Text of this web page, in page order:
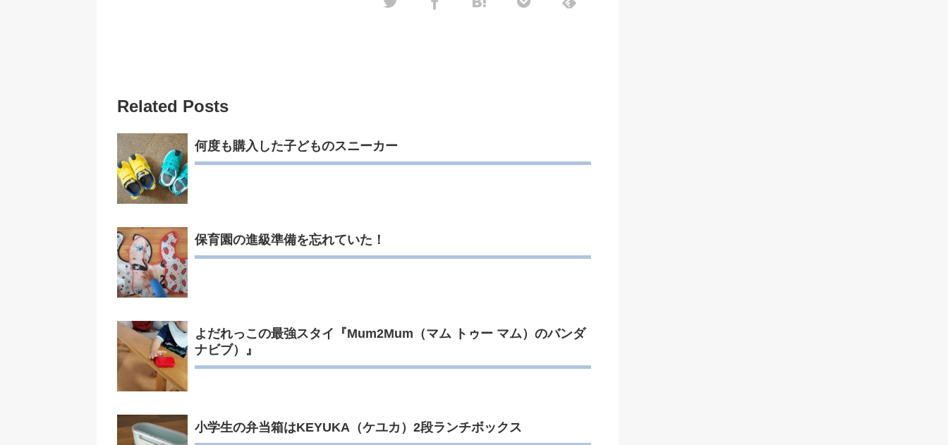
Related Posts
何度も購入した子どものスニーカー
保育園の進級準備を忘れていた！
よだれっこの最強スタイ『Mum2Mum（マム トゥー マム）のバンダ
ナビブ）』
小学生の弁当箱はKEYUKA（ケユカ）2段ランチボックス